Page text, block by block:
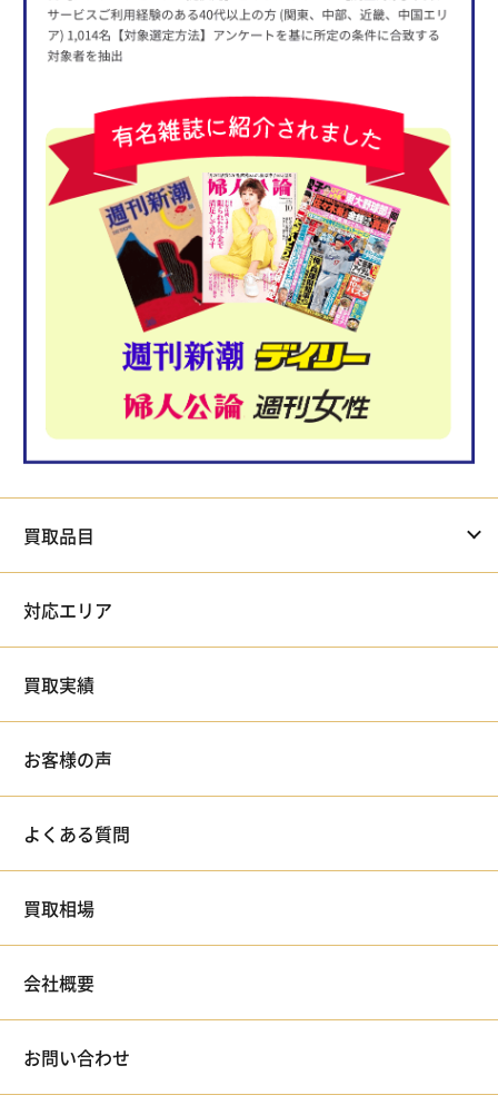
買取品目
対応エリア
買取実績
お客様の声
よくある質問
買取相場
会社概要
お問い合わせ